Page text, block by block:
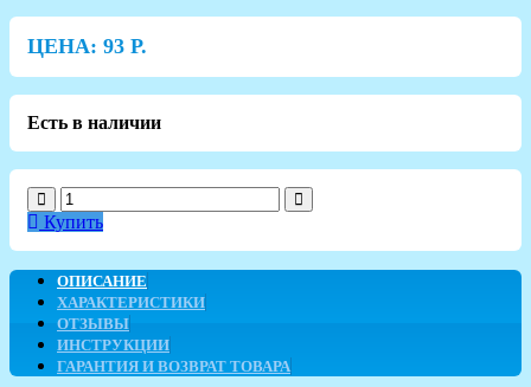
ЦЕНА: 93 Р.
Есть в наличии
Купить
ОПИСАНИЕ
ХАРАКТЕРИСТИКИ
ОТЗЫВЫ
ИНСТРУКЦИИ
ГАРАНТИЯ И ВОЗВРАТ ТОВАРА